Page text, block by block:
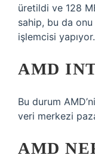
üretildi ve 128
sahip, bu da onu
işlemcisi yapıyor.
AMD
Bu durum
veri merkezi
AMD